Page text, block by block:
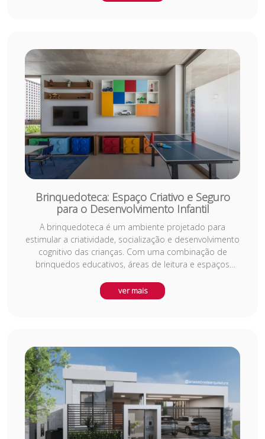
estimulam a leitura, a pesquisa e o trabalho
às necessidades dos usuários contemporâneos.
Descubra como o design inteligente pode transformar
bibliotecas em verdadeiros centros de aprendizado e
cultura.
Brinquedoteca: Espaço Criativo e Seguro
para o Desenvolvimento Infantil
A brinquedoteca é um ambiente projetado para
estimular a criatividade, socialização e desenvolvimento
cognitivo das crianças. Com uma combinação de
brinquedos educativos, áreas de leitura e espaços
diversão. Ele é ideal para residências, escolas,
condomínios e ambientes comerciais, promovendo um
adequado à altura das crianças e materiais seguros,
além de oferecer áreas que incentivem atividades
lúdicas e colaborativas. Uma brinquedoteca bem
planejada pode ser o ponto alto do ambiente,
proporcionando momentos de diversão e
aprendizagem.
ver mais